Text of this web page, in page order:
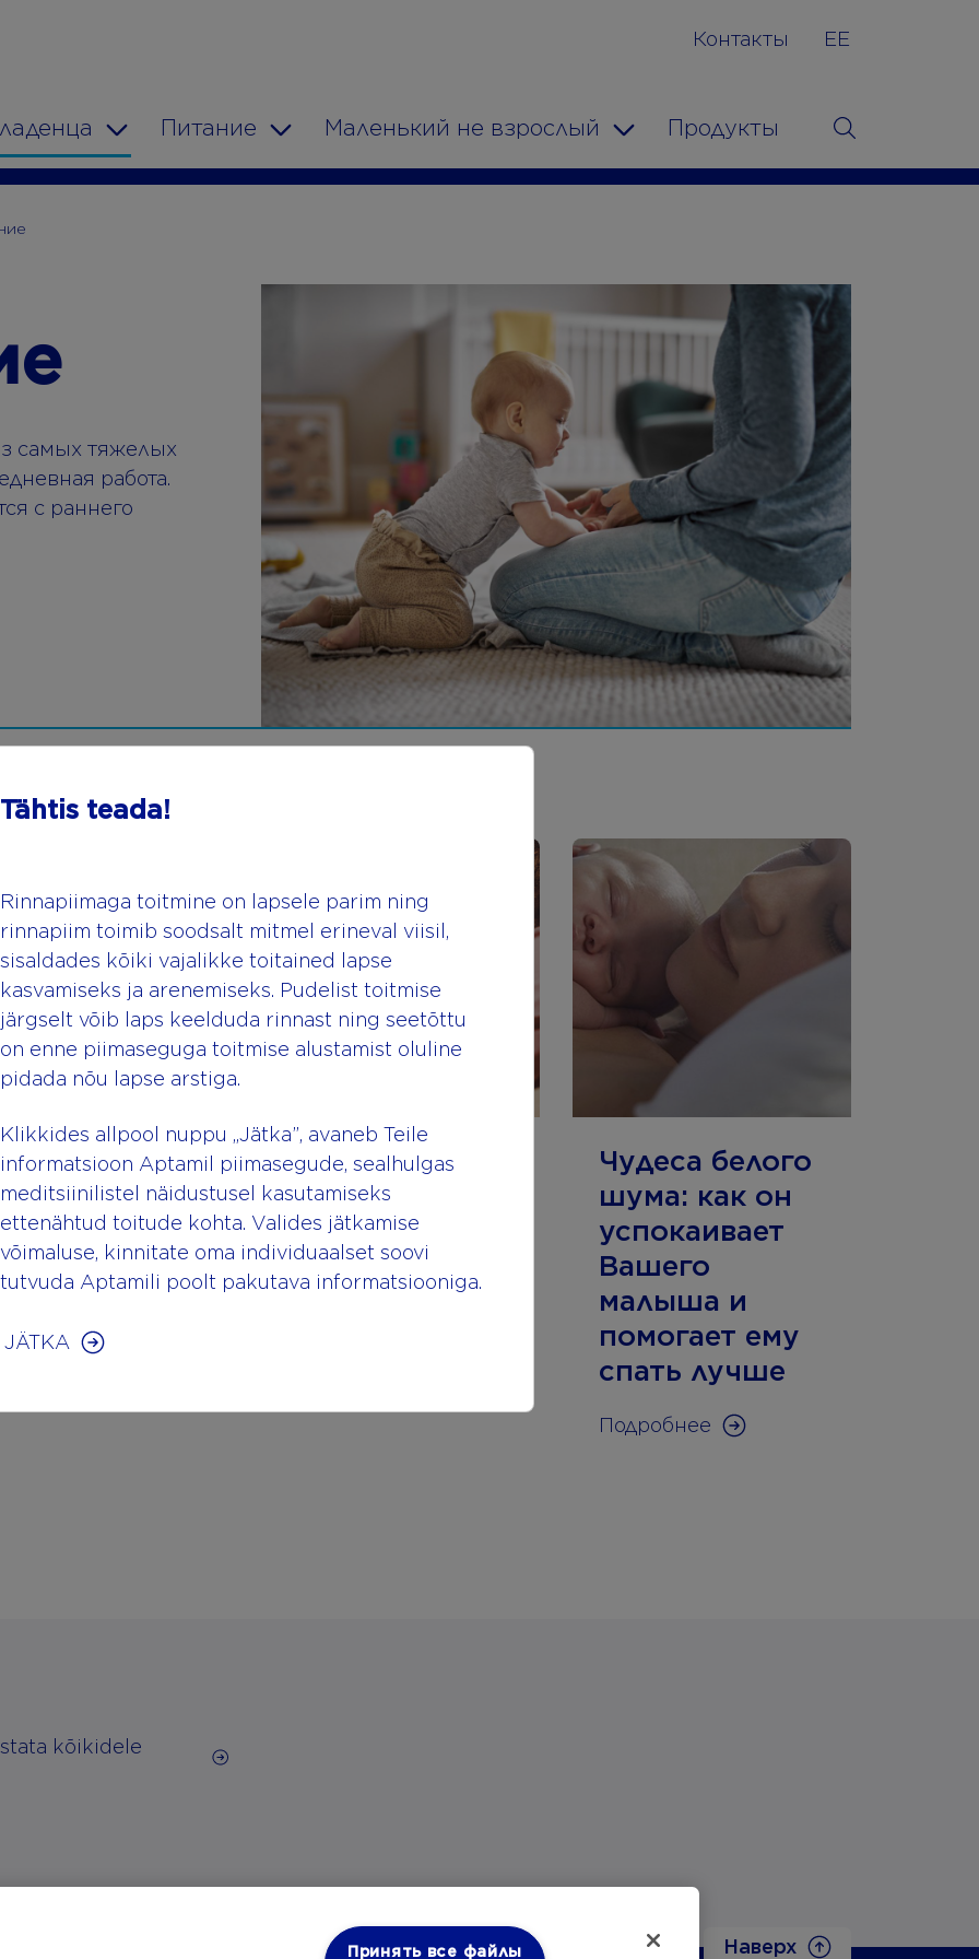
Контакты EE
Toggle Dropdown
Питание
Toggle Dropdown
Маленький не взрослый
Toggle Dropdown
Продукты Поиск
самых тяжелых
работа.
с раннего
на
Как
справиться с
проблемами
поведения
Вашего
Чудеса белого
шума: как он
успокаивает
Вашего
малыша и
помогает ему
спать лучше
Подробнее
kõikidele
Наверх
Tähtis teada!
Rinnapiimaga toitmine on lapsele parim ning
rinnapiim toimib soodsalt mitmel erineval viisil,
sisaldades kõiki vajalikke toitained lapse
kasvamiseks ja arenemiseks. Pudelist toitmise
järgselt võib laps keelduda rinnast ning seetõttu
on enne piimaseguga toitmise alustamist oluline
pidada nõu lapse arstiga.
Klikkides allpool nuppu „Jätka”, avaneb Teile
informatsioon Aptamil piimasegude, sealhulgas
meditsiinilistel näidustusel kasutamiseks
ettenähtud toitude kohta. Valides jätkamise
võimaluse, kinnitate oma individuaalset soovi
tutvuda Aptamili poolt pakutava informatsiooniga.
JÄTKA
Принять все файлы